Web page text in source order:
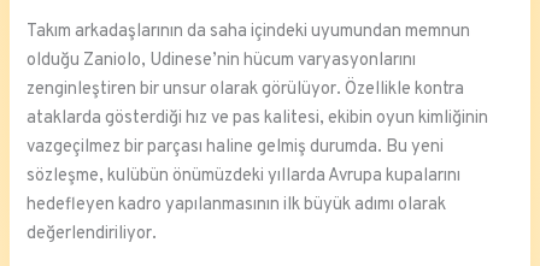
Takım arkadaşlarının da saha içindeki uyumundan memnun
olduğu Zaniolo, Udinese’nin hücum varyasyonlarını
zenginleştiren bir unsur olarak görülüyor. Özellikle kontra
ataklarda gösterdiği hız ve pas kalitesi, ekibin oyun kimliğinin
vazgeçilmez bir parçası haline gelmiş durumda. Bu yeni
sözleşme, kulübün önümüzdeki yıllarda Avrupa kupalarını
hedefleyen kadro yapılanmasının ilk büyük adımı olarak
değerlendiriliyor.